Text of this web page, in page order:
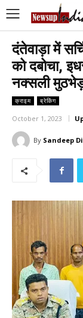
दंतेवाड़ा में
को दबोचा,
नक्सली
क्राइम ब्रेकिंग
October 1, 2023
By Sandeep